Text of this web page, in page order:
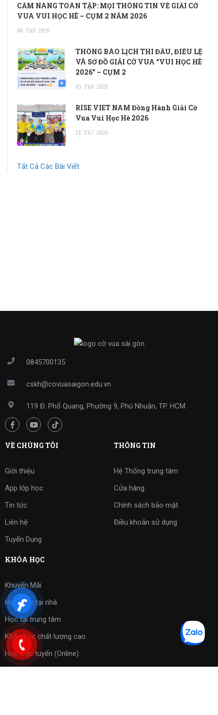
CẨM NANG TOÀN TẬP: MỌI THÔNG TIN VỀ GIẢI CỜ
VUA VUI HỌC HÈ – CỤM 2 NĂM 2026
06 Th8 2026
THÔNG BÁO LỊCH THI ĐẤU, ĐIỀU LỆ
VÀ SƠ ĐỒ GIẢI CỜ VUA “VUI HỌC HÈ
2026” – CỤM 2
05 Th8 2026
RISE VIET NAM Đồng Hành Giải Cờ
Vua Vui Học Hè 2026
21 Th7 2026
Tất Cả Các Bài Viết
0845700135
cskh@covuasaigon.edu.vn
119 Đ. Phổ Quang, Phường 9, Phú Nhuận, TP. HCM
VỀ CHÚNG TÔI
Giới thiệu
App lớp học
Tin tức
Liên hệ
Tuyển Dụng
THÔNG TIN
Hệ Thống trung tâm
Cửa hàng
Chính sách bảo mật
Điều khoản sử dụng
KHÓA HỌC
Khuyến Mãi
Học kèm tại nhà
Học tại trung tâm
Khóa học chất lượng cao
Học trực tuyến (Online)